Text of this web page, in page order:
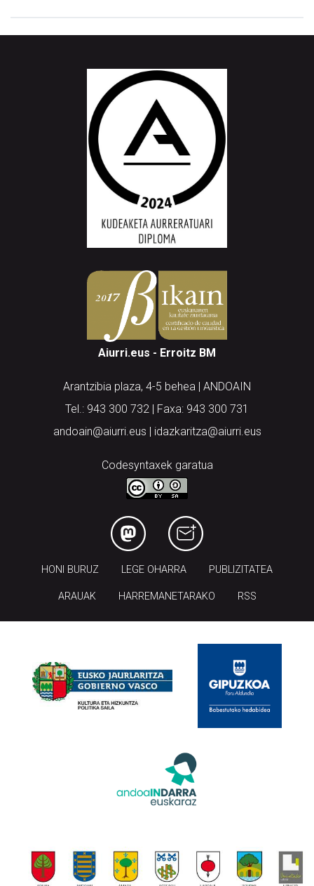
Aiurri.eus - Erroitz BM
Arantzibia plaza, 4-5 behea | ANDOAIN
Tel.: 943 300 732 | Faxa: 943 300 731
andoain@aiurri.eus | idazkaritza@aiurri.eus
Codesyntaxek garatua
HONI BURUZ LEGE OHARRA PUBLIZITATEA
ARAUAK HARREMANETARAKO RSS